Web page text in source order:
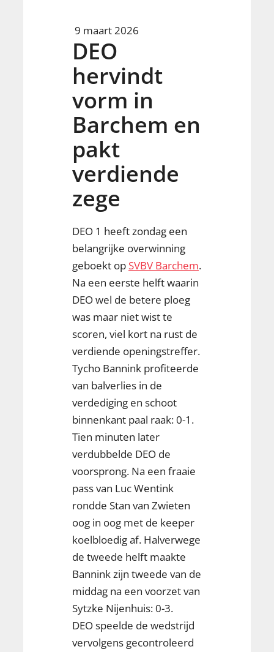
9 maart 2026
DEO
hervindt
vorm in
Barchem en
pakt
verdiende
zege
DEO 1 heeft zondag een
belangrijke overwinning
geboekt op SVBV Barchem.
Na een eerste helft waarin
DEO wel de betere ploeg
was maar niet wist te
scoren, viel kort na rust de
verdiende openingstreffer.
Tycho Bannink profiteerde
van balverlies in de
verdediging en schoot
binnenkant paal raak: 0-1.
Tien minuten later
verdubbelde DEO de
voorsprong. Na een fraaie
pass van Luc Wentink
rondde Stan van Zwieten
oog in oog met de keeper
koelbloedig af. Halverwege
de tweede helft maakte
Bannink zijn tweede van de
middag na een voorzet van
Sytzke Nijenhuis: 0-3.
DEO speelde de wedstrijd
vervolgens gecontroleerd